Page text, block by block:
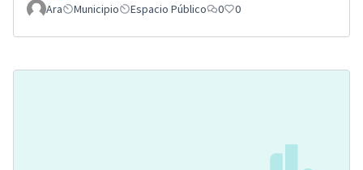
Ara Municipio Espacio Público 0 0